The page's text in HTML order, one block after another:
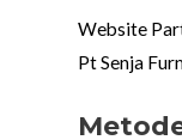
Website
Pt Senja